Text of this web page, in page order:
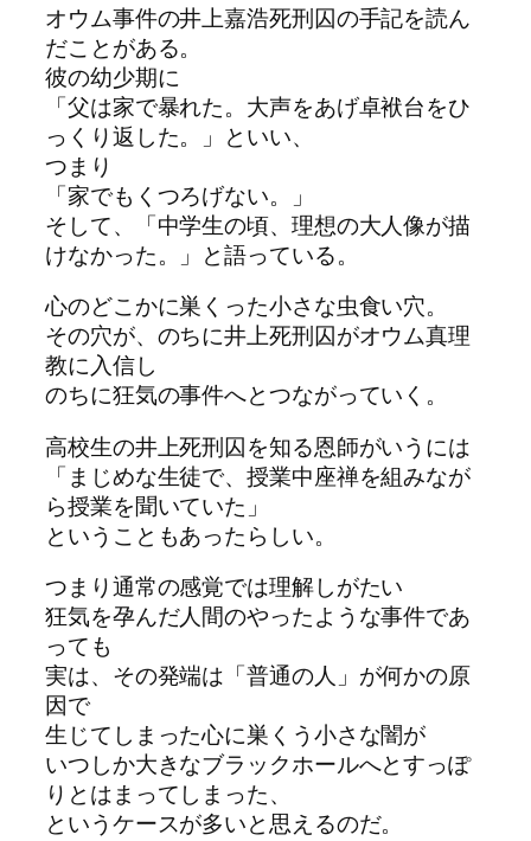
オウム事件の井上嘉浩死刑囚の手記を読ん
だことがある。
彼の幼少期に
「父は家で暴れた。大声をあげ卓袱台をひ
っくり返した。」といい、
つまり
「家でもくつろげない。」
そして、「中学生の頃、理想の大人像が描
けなかった。」と語っている。
心のどこかに巣くった小さな虫食い穴。
その穴が、のちに井上死刑囚がオウム真理
教に入信し
のちに狂気の事件へとつながっていく。
高校生の井上死刑囚を知る恩師がいうには
「まじめな生徒で、授業中座禅を組みなが
ら授業を聞いていた」
ということもあったらしい。
つまり通常の感覚では理解しがたい
狂気を孕んだ人間のやったような事件であ
っても
実は、その発端は「普通の人」が何かの原
因で
生じてしまった心に巣くう小さな闇が
いつしか大きなブラックホールへとすっぽ
りとはまってしまった、
というケースが多いと思えるのだ。